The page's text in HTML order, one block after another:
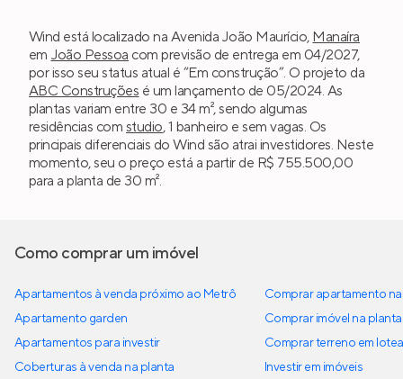
Wind está localizado na Avenida João Maurício, Manaíra
em João Pessoa com previsão de entrega em 04/2027,
por isso seu status atual é “Em construção”. O projeto da
ABC Construções é um lançamento de 05/2024. As
plantas variam entre 30 e 34 m², sendo algumas
residências com studio, 1 banheiro e sem vagas. Os
principais diferenciais do Wind são atrai investidores. Neste
momento, seu o preço está a partir de R$ 755.500,00
para a planta de 30 m².
Como comprar um imóvel
Apartamentos à venda próximo ao Metrô
Apartamento garden
Apartamentos para investir
Coberturas à venda na planta
Comprar apartamento
Comprar imóvel na planta
Comprar terreno em
Investir em imóveis